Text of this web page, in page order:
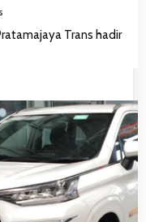
Trans hadir